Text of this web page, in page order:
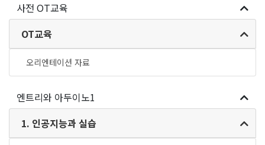
사전 OT교육
OT교육
오리엔테이션 자료
엔트리와 아두이노1
1. 인공지능과 실습